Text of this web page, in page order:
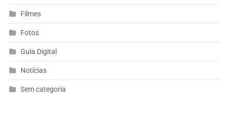
Filmes
Fotos
Guia Digital
Notícias
Sem categoria